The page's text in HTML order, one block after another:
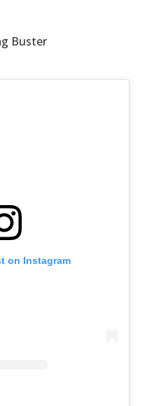
Buster
on Instagram